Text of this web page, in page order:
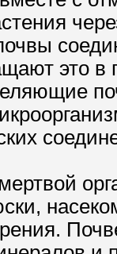
это в